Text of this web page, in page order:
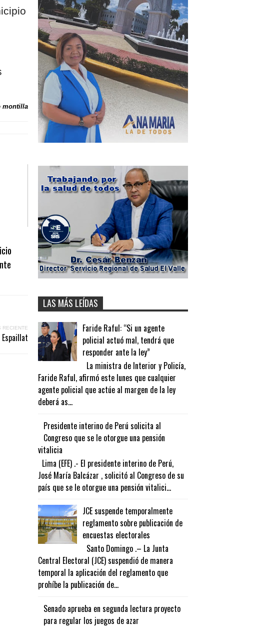
montilla
RECIENTE
LAS MÁS LEÍDAS
Faride Raful: “Si un agente
policial actuó mal, tendrá que
responder ante la ley”
La ministra de Interior y Policía,
Faride Raful, afirmó este lunes que cualquier
agente policial que actúe al margen de la ley
deberá as...
Presidente interino de Perú solicita al
Congreso que se le otorgue una pensión
vitalicia
Lima (EFE) .- El presidente interino de Perú,
José María Balcázar , solicitó al Congreso de su
país que se le otorgue una pensión vitalici...
JCE suspende temporalmente
reglamento sobre publicación de
encuestas electorales
Santo Domingo .– La Junta
Central Electoral (JCE) suspendió de manera
temporal la aplicación del reglamento que
prohíbe la publicación de...
Senado aprueba en segunda lectura proyecto
para regular los juegos de azar